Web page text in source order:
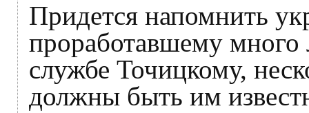
Придется напомнить
проработавшему много
службе Точицкому,
должны быть им